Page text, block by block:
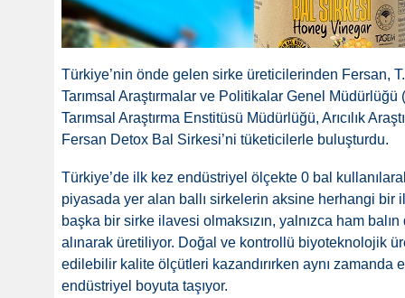
Türkiye’nin önde gelen sirke üreticilerinden Fersan,
Tarımsal Araştırmalar ve Politikalar Genel
Tarımsal Araştırma Enstitüsü Müdürlüğü, Arıcılık
Fersan Detox Bal Sirkesi’ni tüketicilerle buluşturdu.
Türkiye’de ilk kez endüstriyel ölçekte 0 bal
piyasada yer alan ballı sirkelerin aksine herhangi bir
başka bir sirke ilavesi olmaksızın, yalnızca ham
alınarak üretiliyor. Doğal ve kontrollü biyoteknolojik
edilebilir kalite ölçütleri kazandırırken aynı zamanda
endüstriyel boyuta taşıyor.